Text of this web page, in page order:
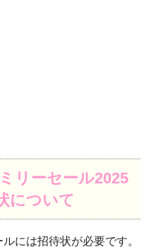
リーセール2025
について
には招待状が必要です。